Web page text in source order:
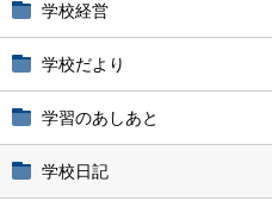
学校経営
学校だより
学習のあしあと
学校日記